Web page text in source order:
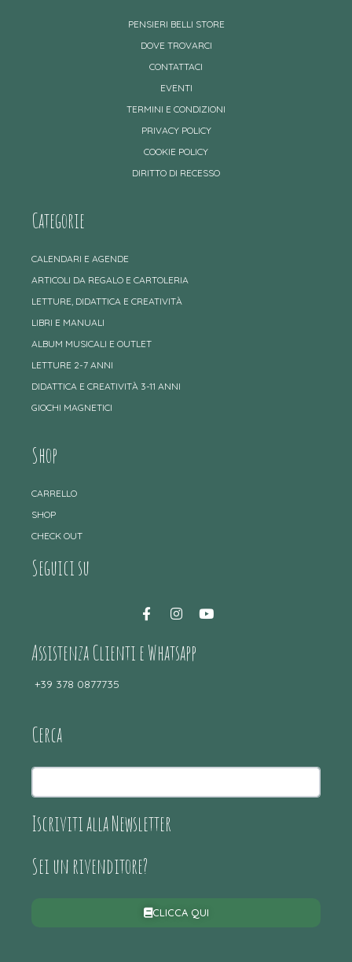
PENSIERI BELLI STORE
DOVE TROVARCI
CONTATTACI
EVENTI
TERMINI E CONDIZIONI
PRIVACY POLICY
COOKIE POLICY
DIRITTO DI RECESSO
Categorie
CALENDARI E AGENDE
ARTICOLI DA REGALO E CARTOLERIA
LETTURE, DIDATTICA E CREATIVITÀ
LIBRI E MANUALI
ALBUM MUSICALI E OUTLET
LETTURE 2-7 ANNI
DIDATTICA E CREATIVITÀ 3-11 ANNI
GIOCHI MAGNETICI
Shop
CARRELLO
SHOP
CHECK OUT
Seguici su
Assistenza Clienti e Whatsapp
+39 378 0877735
Cerca
Iscriviti alla Newsletter
Sei un rivenditore?
CLICCA QUI